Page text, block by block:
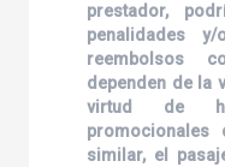
prestador,
penalidades
reembolsos
dependen de la
virtud de
promocionales
similar, el